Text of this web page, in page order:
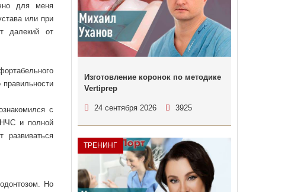
для меня
или при
далекий от
с
и полной
Но
Изготовление коронок по методике
Vertiprep
24 сентября 2026 3925
ТРЕНИНГ